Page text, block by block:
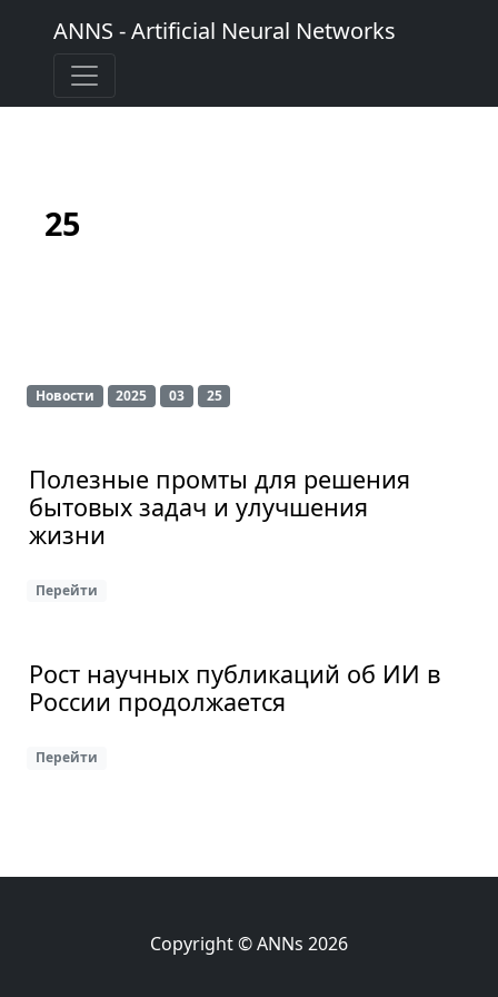
ANNS - Artificial Neural Networks
25
Новости 2025 03 25
Полезные промты для решения
бытовых задач и улучшения
жизни
Перейти
Рост научных публикаций об ИИ в
России продолжается
Перейти
Copyright © ANNs 2026